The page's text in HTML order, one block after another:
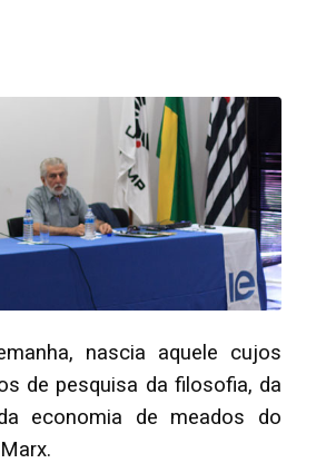
nascia aquele cujos
de pesquisa da filosofia, da
economia de meados do